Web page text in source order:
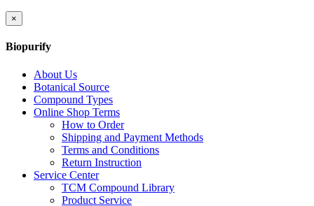
×
Biopurify
About Us
Botanical Source
Compound Types
Online Shop Terms
How to Order
Shipping and Payment Methods
Terms and Conditions
Return Instruction
Service Center
TCM Compound Library
Product Service